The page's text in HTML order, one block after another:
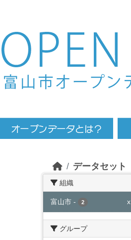
Skip to main content
データセット
組織
富山市 - 2 x
グループ